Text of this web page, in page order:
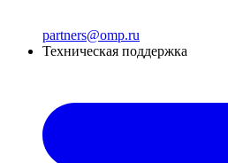
partners@omp.ru
Техническая поддержка